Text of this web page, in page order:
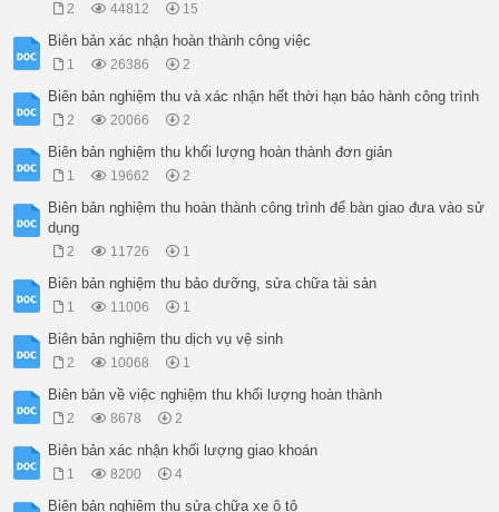
2 44812 15
Biên bản xác nhận hoàn thành công việc
1 26386 2
Biên bản nghiệm thu và xác nhận hết thời hạn bảo hành công trình
2 20066 2
Biên bản nghiệm thu khối lượng hoàn thành đơn giản
1 19662 2
Biên bản nghiệm thu hoàn thành công trình để bàn giao đưa vào sử
dụng
2 11726 1
Biên bản nghiệm thu bảo dưỡng, sửa chữa tài sản
1 11006 1
Biên bản nghiệm thu dịch vụ vệ sinh
2 10068 1
Biên bản về việc nghiệm thu khối lượng hoàn thành
2 8678 2
Biên bản xác nhận khối lượng giao khoán
1 8200 4
Biên bản nghiệm thu sửa chữa xe ô tô